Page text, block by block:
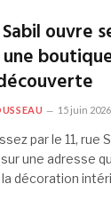
ouvre
une
15 juin 2026
par le 11, rue
une adresse
décoration